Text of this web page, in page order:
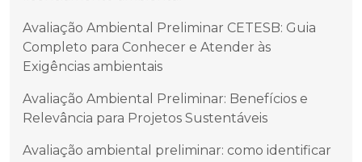
Avaliação Ambiental Preliminar CETESB: Guia
Completo para Conhecer e Atender às
Exigências ambientais
Avaliação Ambiental Preliminar: Benefícios e
Relevância para Projetos Sustentáveis
Avaliação ambiental preliminar: como identificar